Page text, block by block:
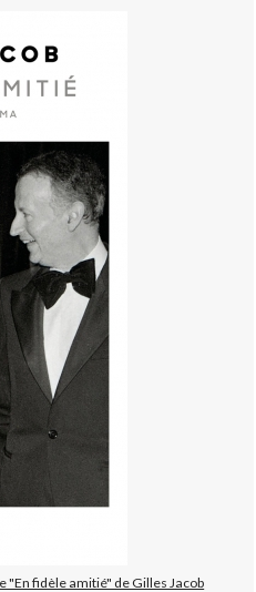
"En fidèle amitié" de Gilles Jacob